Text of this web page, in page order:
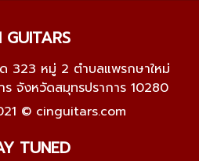
GUITARS
323 หมู่ 2 ตำบลแพรกษาใหม่
ร จังหวัดสมุทรปราการ 10280
© cinguitars.com
TUNED